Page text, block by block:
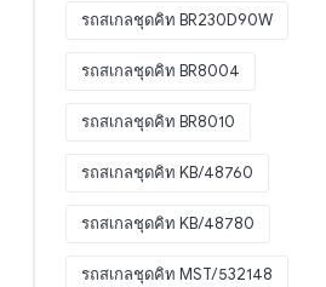
รถสเกลชุดคิท BR230D90W
รถสเกลชุดคิท BR8004
รถสเกลชุดคิท BR8010
รถสเกลชุดคิท KB/48760
รถสเกลชุดคิท KB/48780
รถสเกลชุดคิท MST/532148